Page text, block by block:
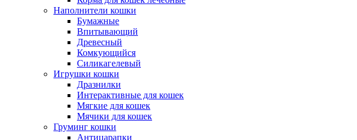
Наполнители кошки
Бумажные
Впитывающий
Древесный
Комкующийся
Силикагелевый
Игрушки кошки
Дразнилки
Интерактивные для кошек
Мягкие для кошек
Мячики для кошек
Груминг кошки
Антицарапки